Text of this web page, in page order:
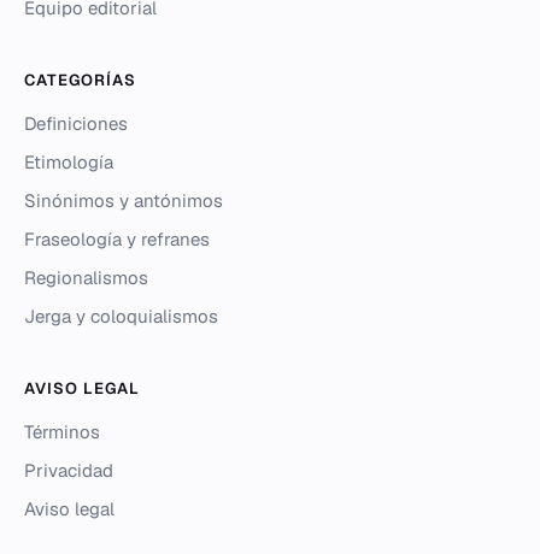
Equipo editorial
CATEGORÍAS
Definiciones
Etimología
Sinónimos y antónimos
Fraseología y refranes
Regionalismos
Jerga y coloquialismos
AVISO LEGAL
Términos
Privacidad
Aviso legal